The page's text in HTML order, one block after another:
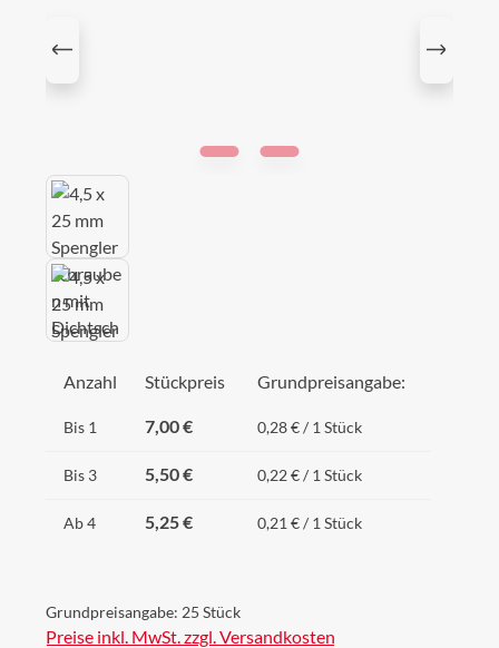
Anzahl Stückpreis Grundpreisangabe:
Bis 1 7,00 € 0,28 € / 1 Stück
Bis 3 5,50 € 0,22 € / 1 Stück
Ab4 5,25 € 0,21 € / 1 Stück
Grundpreisangabe: 25 Stück
Preise inkl. MwSt. zzgl. Versandkosten